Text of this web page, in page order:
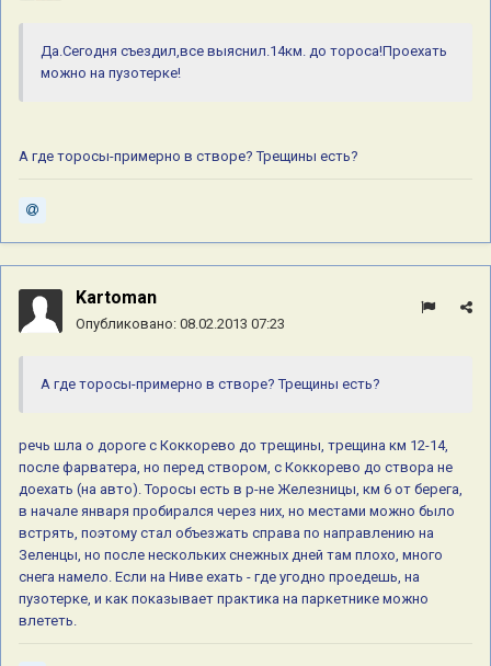
Да.Сегодня съездил,все выяснил.14км. до тороса!Проехать
можно на пузотерке!
А где торосы-примерно в створе? Трещины есть?
Kartoman
Опубликовано: 08.02.2013 07:23
А где торосы-примерно в створе? Трещины есть?
речь шла о дороге с Коккорево до трещины, трещина км 12-14,
после фарватера, но перед створом, с Коккорево до створа не
доехать (на авто). Торосы есть в р-не Железницы, км 6 от берега,
в начале января пробирался через них, но местами можно было
встрять, поэтому стал объезжать справа по направлению на
Зеленцы, но после нескольких снежных дней там плохо, много
снега намело. Если на Ниве ехать - где угодно проедешь, на
пузотерке, и как показывает практика на паркетнике можно
влететь.